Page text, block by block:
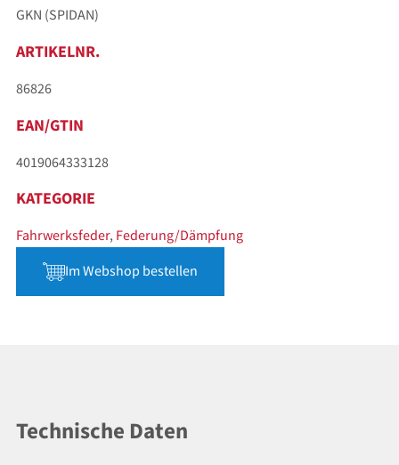
GKN (SPIDAN)
ARTIKELNR.
86826
EAN/GTIN
4019064333128
KATEGORIE
Fahrwerksfeder, Federung/Dämpfung
Im Webshop bestellen
Technische Daten